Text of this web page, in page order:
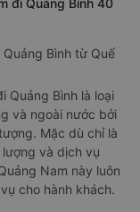
đi Quảng Bình 40
Bình từ Quế
Quảng Bình là loại
và ngoài nước bởi
Mặc dù chỉ là
và dịch vụ
Nam này luôn
cho hành khách.